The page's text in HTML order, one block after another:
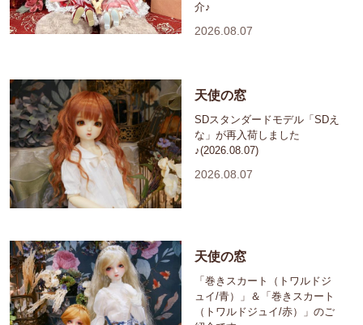
介♪
2026.08.07
天使の窓
SDスタンダードモデル「SDえ
な」が再入荷しました
♪(2026.08.07)
2026.08.07
天使の窓
「巻きスカート（トワルドジ
ュイ/青）」＆「巻きスカート
（トワルドジュイ/赤）」のご